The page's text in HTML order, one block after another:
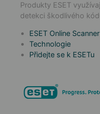
Produkty ESET
detekci škodlivého
ESET Online Scanner
Technologie
Přidejte se k ESETu